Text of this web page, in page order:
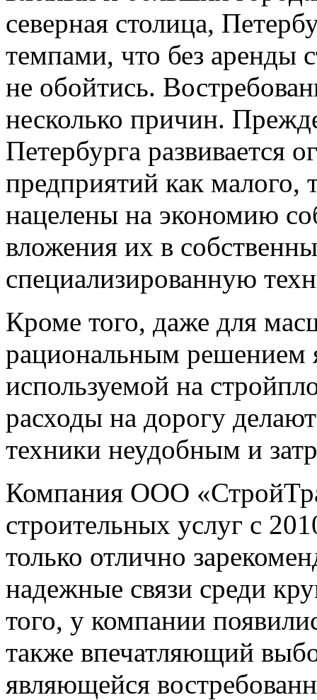
северная столица,
темпами, что без аренды
не обойтись.
несколько причин.
Петербурга развивается
предприятий как малого,
нацелены на экономию
вложения их в
специализированную
Кроме того, даже для
рациональным решением
используемой на
расходы на дорогу
техники неудобным и
Компания ООО
строительных услуг с
только отлично
надежные связи среди
того, у компании
также впечатляющий
являющейся